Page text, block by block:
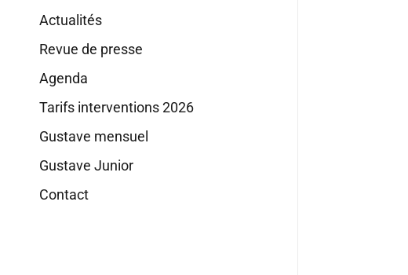
Actualités
Revue de presse
Agenda
Tarifs interventions 2026
Gustave mensuel
Gustave Junior
Contact